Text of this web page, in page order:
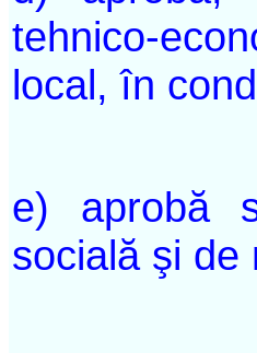
tehnico-
local, în
e) aprobă
socială şi de